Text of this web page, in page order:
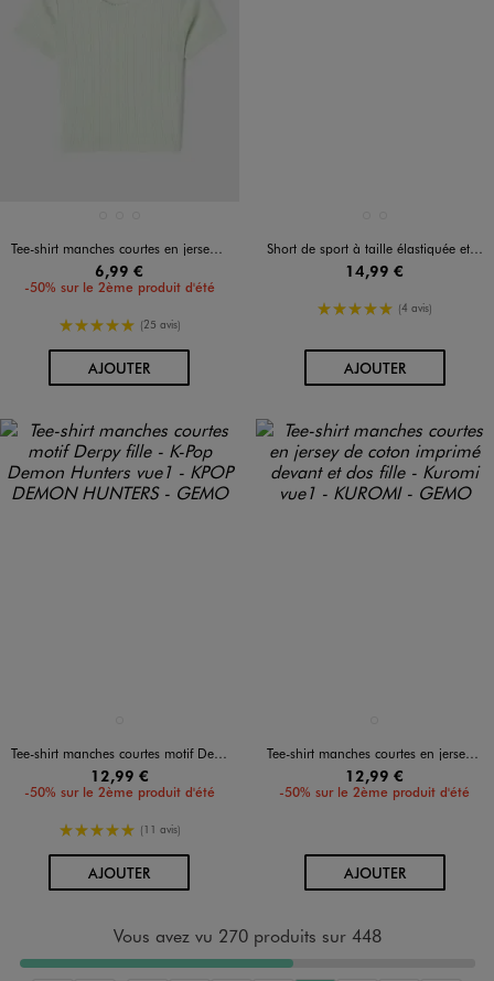
Tee-shirt manches courtes en jersey de coton ajouré fille
6,99 €
-50% sur le 2ème produit d'été
5/5 de moyenne
(25 avis)
AJOUTERAU PANIER
Short de sport à taille élastiquée et bandes fille
14,99 €
5/5 de moyenne
(4 avis)
AJOUTERAU PANIER
Tee-shirt manches courtes motif Derpy fille - K-Pop Demon Hunters
12,99 €
-50% sur le 2ème produit d'été
5/5 de moyenne
(11 avis)
AJOUTERAU PANIER
Tee-shirt manches courtes en jersey de coton imprimé devant et dos fille - Kuromi
12,99 €
-50% sur le 2ème produit d'été
AJOUTERAU PANIER
Vous avez vu 270 produits sur 448